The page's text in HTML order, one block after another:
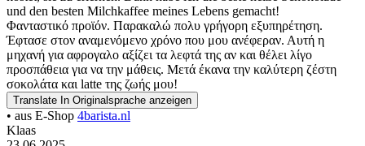
und den besten Milchkaffee meines Lebens gemacht!
Φανταστικό προϊόν. Παρακαλώ πολυ γρήγορη εξυπηρέτηση.
Έφτασε στον αναμενόμενο χρόνο που μου ανέφεραν. Αυτή η
μηχανή για αφρογαλο αξίζει τα λεφτά της αν και θέλει λίγο
προσπάθεια για να την μάθεις. Μετά έκανα την καλύτερη ζέστη
σοκολάτα και latte της ζωής μου!
Translate In Originalsprache anzeigen
• aus E-Shop 4barista.nl
Klaas